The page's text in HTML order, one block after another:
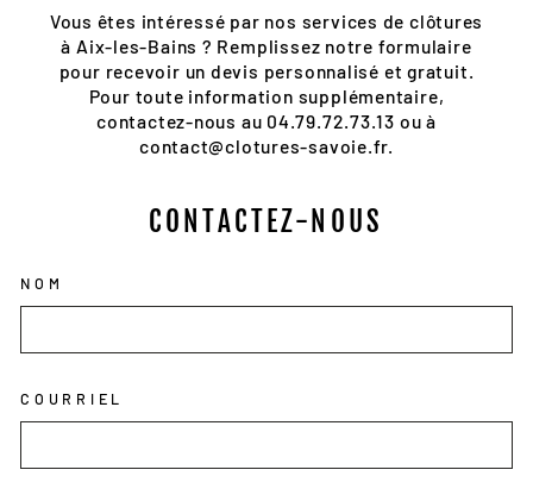
Vous êtes intéressé par nos services de clôtures
à Aix-les-Bains ? Remplissez notre formulaire
pour recevoir un devis personnalisé et gratuit.
Pour toute information supplémentaire,
contactez-nous au 04.79.72.73.13 ou à
contact@clotures-savoie.fr.
CONTACTEZ-NOUS
NOM
COURRIEL